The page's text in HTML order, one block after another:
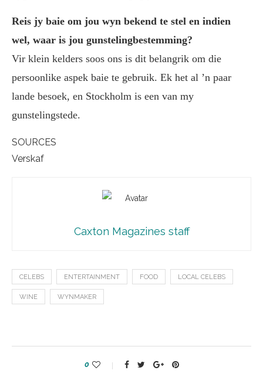
Reis jy baie om jou wyn bekend te stel en indien
wel, waar is jou gunstelingbestemming?
Vir klein kelders soos ons is dit belangrik om die
persoonlike aspek baie te gebruik. Ek het al ’n paar
lande besoek, en Stockholm is een van my
gunstelingstede.
SOURCES
Verskaf
Caxton Magazines staff
CELEBS ENTERTAINMENT FOOD LOCAL CELEBS
WINE WYNMAKER
0